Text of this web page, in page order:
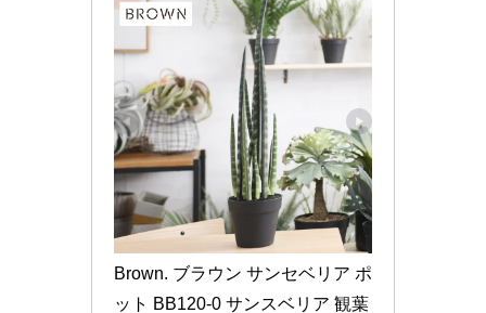
Brown. ブラウン サンセベリア ポ
ット BB120-0 サンスベリア 観葉